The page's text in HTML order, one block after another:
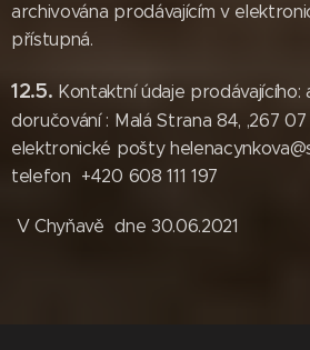
archivována prodávajícím v
přístupná.
12.5. Kontaktní údaje prodávajícího:
doručování : Malá Strana 84, ,267
elektronické pošty
telefon +420 608 111 197
V Chyňavě dne 30.06.2021